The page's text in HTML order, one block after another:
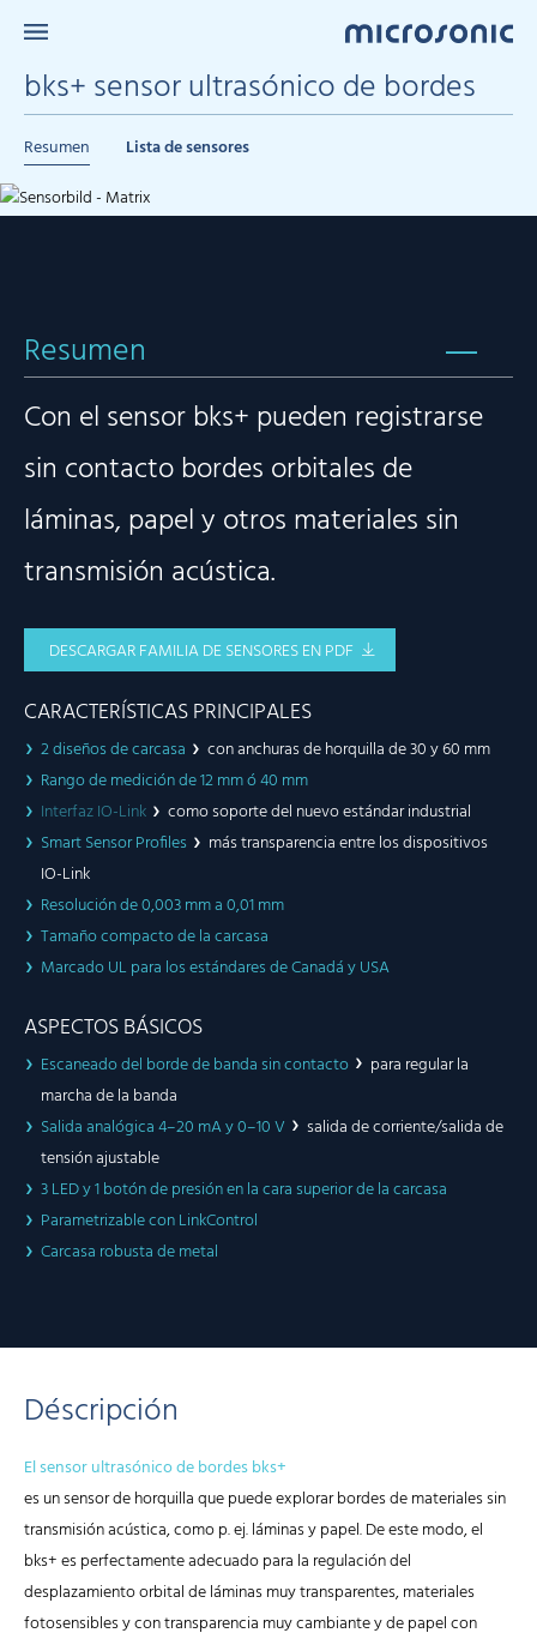
bks+ sensor ultrasónico de bordes
Resumen Lista de sensores
Resumen
Con el sensor bks+ pueden registrarse
sin contacto bordes orbitales de
láminas, papel y otros materiales sin
transmisión acústica.
DESCARGAR FAMILIA DE SENSORES EN PDF
CARACTERÍSTICAS PRINCIPALES
2 diseños de carcasa
con anchuras de horquilla de 30 y 60 mm
Rango de medición de 12 mm ó 40 mm
Interfaz IO-Link
como soporte del nuevo estándar industrial
Smart Sensor Profiles
más transparencia entre los dispositivos
IO-Link
Resolución de 0,003 mm a 0,01 mm
Tamaño compacto de la carcasa
Marcado UL para los estándares de Canadá y USA
ASPECTOS BÁSICOS
Escaneado del borde de banda sin contacto
para regular la
marcha de la banda
Salida analógica 4–20 mA y 0–10 V
salida de corriente/salida de
tensión ajustable
3 LED y 1 botón de presión en la cara superior de la carcasa
Parametrizable con LinkControl
Carcasa robusta de metal
Déscripción
El sensor ultrasónico de bordes bks+
es un sensor de horquilla que puede explorar bordes de materiales sin
transmisión acústica, como p. ej. láminas y papel. De este modo, el
bks+ es perfectamente adecuado para la regulación del
desplazamiento orbital de láminas muy transparentes, materiales
fotosensibles y con transparencia muy cambiante y de papel con